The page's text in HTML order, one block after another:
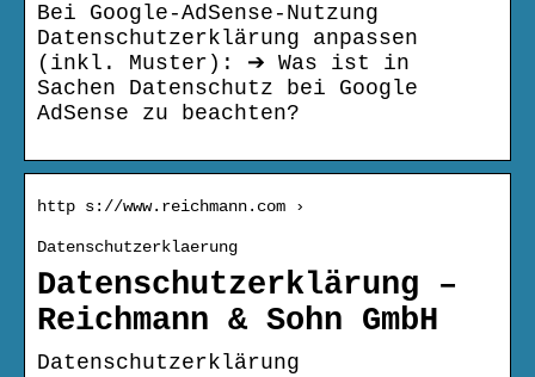
Bei Google-AdSense-Nutzung
Datenschutzerklärung anpassen
(inkl. Muster): ➔ Was ist in
Sachen Datenschutz bei Google
AdSense zu beachten?
http s://www.reichmann.com ›
Datenschutzerklaerung
Datenschutzerklärung –
Reichmann & Sohn GmbH
Datenschutzerklärung